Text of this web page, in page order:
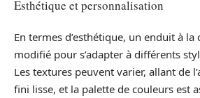
Esthétique et personnalisation
En termes d’esthétique, un enduit à
modifié pour s’adapter à différents
Les textures peuvent varier, allant de
fini lisse, et la palette de couleurs est